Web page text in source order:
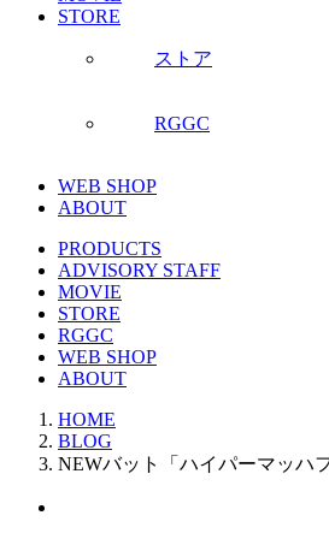
STORE
ストア
RGGC
WEB SHOP
ABOUT
PRODUCTS
ADVISORY STAFF
MOVIE
STORE
RGGC
WEB SHOP
ABOUT
HOME
BLOG
NEWバット「ハイパーマッハ